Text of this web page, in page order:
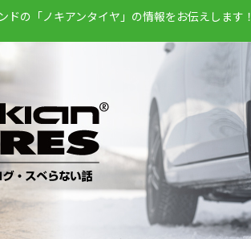
の「ノキアンタイヤ」の情報をお伝えします！